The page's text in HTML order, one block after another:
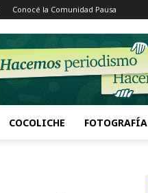
Conocé la Comunidad Pausa
COCOLICHE FOTOGRAFÍA